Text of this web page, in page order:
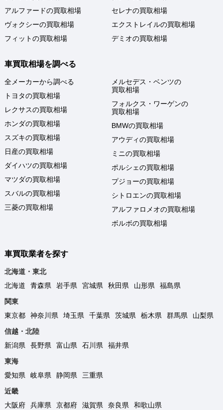
アルファードの買取相場
ヴォクシーの買取相場
フィットの買取相場
セレナの買取相場
エクストレイルの買取相場
デミオの買取相場
車買取相場を調べる
全メーカーから調べる
トヨタの買取相場
レクサスの買取相場
ホンダの買取相場
スズキの買取相場
日産の買取相場
ダイハツの買取相場
マツダの買取相場
スバルの買取相場
三菱の買取相場
メルセデス・ベンツの
買取相場
フォルクス・ワーゲンの
買取相場
BMWの買取相場
アウディの買取相場
ミニの買取相場
ポルシェの買取相場
プジョーの買取相場
シトロエンの買取相場
アルファロメオの買取相場
ボルボの買取相場
車買取業者を探す
北海道・東北
北海道
青森県 岩手県 宮城県 秋田県 山形県
福島県
関東
東京都
神奈川県 埼玉県 千葉県 茨城県 栃木県 群馬県
山梨県
信越・北陸
新潟県
長野県 富山県 石川県
福井県
東海
愛知県
岐阜県 静岡県
三重県
近畿
大阪府
兵庫県 京都府 滋賀県 奈良県
和歌山県